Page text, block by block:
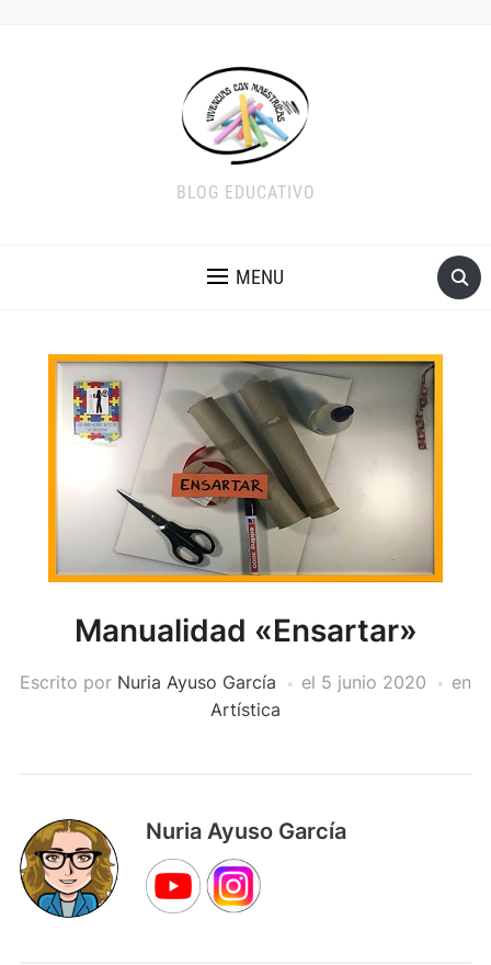
BLOG EDUCATIVO
MENU
Manualidad «Ensartar»
Escrito por Nuria Ayuso García el 5 junio 2020
en
Artística
Nuria Ayuso García